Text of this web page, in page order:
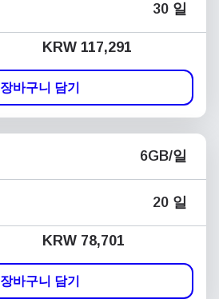
30 일
KRW 117,291
장바구니 담기
6GB/일
20 일
KRW 78,701
장바구니 담기